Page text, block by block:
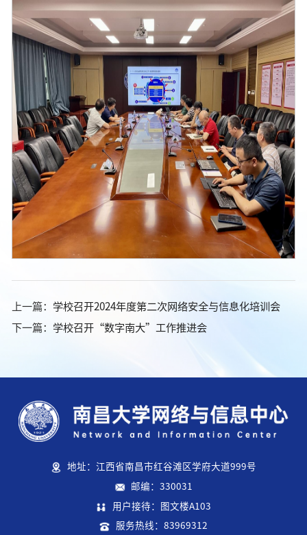
上一篇： 学校召开2024年度第二次网络安全与信息化培训会
下一篇： 学校召开“数字南大”工作推进会
地址：江西省南昌市红谷滩区学府大道999号
邮编：330031
用户接待：图文楼A103
服务热线：83969312